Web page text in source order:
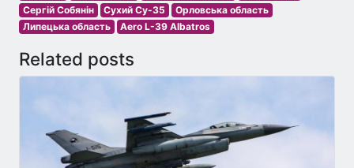
Сергій Собянін
Сухий Су-35
Орловська область
Липецька область
Aero L-39 Albatros
Related posts